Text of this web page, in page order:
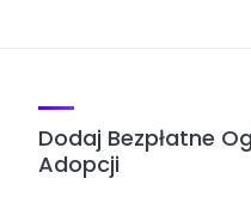
Dodaj Bezpłatne
Adopcji